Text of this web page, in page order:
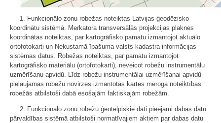
1. Funkcionālo zonu robežas noteiktas Latvijas ģeodēzisko
koordinātu sistēmā. Merkatora transversālās projekcijas plaknes
koordinātas noteiktas, par kartogrāfisko pamatu izmantojot aktuālo
ortofotokarti un Nekustamā īpašuma valsts kadastra informācijas
sistēmas datus. Robežas noteiktas, par pamatu izmantojot
kartogrāfisko materiālu (ortofotokarti), neveicot robežu instrumentālu
uzmērīšanu apvidū. Līdz robežu instrumentālai uzmērīšanai apvidū
pieļaujamas robežu novirzes izmantotās kartes mēroga noteiktības
robežās atbilstoši dabā esošajām faktiskajām robežām.
2. Funkcionālo zonu robežu ģeotelpiskie dati pieejami dabas datu
pārvaldības sistēmā atbilstoši normatīvajiem aktiem par dabas datu